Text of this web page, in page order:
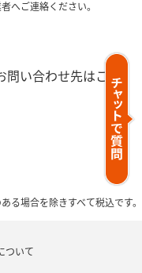
へご連絡ください。
問い合わせ先はこち
る場合を除きすべて税込です。
ついて